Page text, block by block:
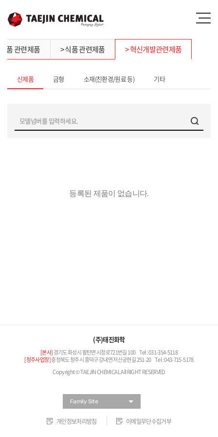
품 관련제품 > 식품 관련제품 > 혁신개발관련제품
신제품 금형 소재(친환경/원료 등) 기타
등록된 제품이 없습니다.
(주)태진화학
[본사]경기도 화성시 팔탄면 시청로721번길 100 Tel : 031-354-5118
[청주사업장]충청북도 청주시 흥덕구 강내면 저산궁현길 251-20 Tel : 043-715-5178
Copyright © TAEJIN CHEMICAL All RIGHT RESERVED
Family Site
개인정보처리방침 이메일무단수집거부